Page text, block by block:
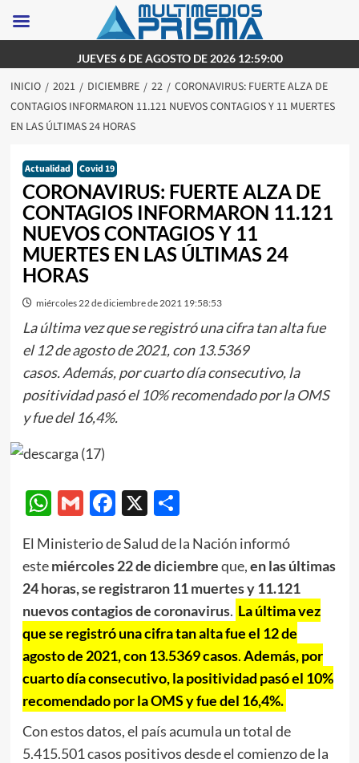
al
contenido
JUEVES 6 DE AGOSTO DE 2026 12:59:00
INICIO 2021 DICIEMBRE 22
CORONAVIRUS: FUERTE ALZA DE
CONTAGIOS INFORMARON 11.121 NUEVOS CONTAGIOS Y 11 MUERTES
EN LAS ÚLTIMAS 24 HORAS
Actualidad Covid 19
CORONAVIRUS: FUERTE ALZA DE
CONTAGIOS INFORMARON 11.121
NUEVOS CONTAGIOS Y 11
MUERTES EN LAS ÚLTIMAS 24
HORAS
miércoles 22 de diciembre de 2021 19:58:53
La última vez que se registró una cifra tan alta fue
el 12 de agosto de 2021, con 13.5369
casos. Además, por cuarto día consecutivo, la
positividad pasó el 10% recomendado por la OMS
y fue del 16,4%.
WhatsApp
GmailFacebook
X Compartir
El Ministerio de Salud de la Nación informó
estemiércoles 22 de diciembreque,en las últimas
24 horas, se registraron 11 muertes y 11.121
nuevos contagios de coronavirus. La última vez
que se registró una cifra tan alta fue el 12 de
agosto de 2021, con 13.5369 casos.Además, por
cuarto día consecutivo, la positividad pasó el 10%
recomendado por la OMS y fue del 16,4%.
Con estos datos, el país acumula un total de
5.415.501 casos positivos desde el comienzo de la